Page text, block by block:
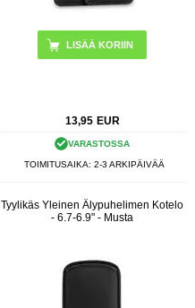
13,95 EUR
VARASTOSSA
TOIMITUSAIKA: 2-3 ARKIPÄIVÄÄ
Tyylikäs Yleinen Älypuhelimen Kotelo
- 6.7-6.9" - Musta